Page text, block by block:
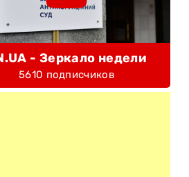
- Зеркало недели
5610 подписчиков